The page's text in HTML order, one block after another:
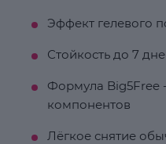
Эффект гелевого
Стойкость до 7
Формула Big5Free
компонентов
Лёгкое снятие